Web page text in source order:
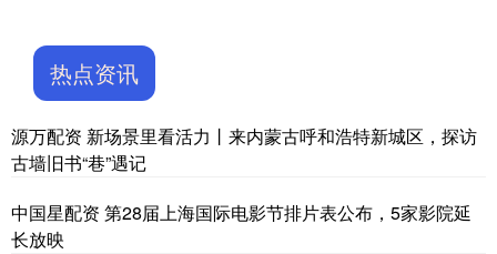
热点资讯
源万配资 新场景里看活力丨来内蒙古呼和浩特新城区，探访
古墙旧书“巷”遇记
中国星配资 第28届上海国际电影节排片表公布，5家影院延
长放映